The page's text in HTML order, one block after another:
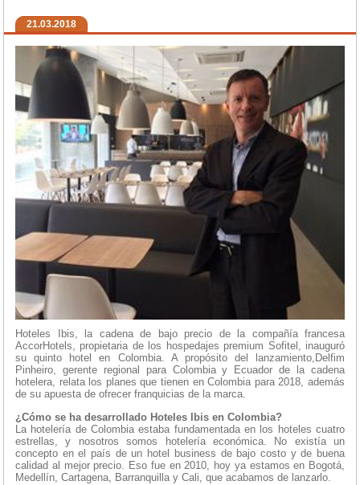
21.03.2018
Hoteles Ibis, la cadena de bajo precio de la compañía francesa
AccorHotels, propietaria de los hospedajes premium Sofitel, inauguró
su quinto hotel en Colombia. A propósito del lanzamiento,Delfim
Pinheiro, gerente regional para Colombia y Ecuador de la cadena
hotelera, relata los planes que tienen en Colombia para 2018, además
de su apuesta de ofrecer franquicias de la marca.
¿Cómo se ha desarrollado Hoteles Ibis en Colombia?
La hotelería de Colombia estaba fundamentada en los hoteles cuatro
estrellas, y nosotros somos hotelería económica. No existía un
concepto en el país de un hotel business de bajo costo y de buena
calidad al mejor precio. Eso fue en 2010, hoy ya estamos en Bogotá,
Medellín, Cartagena, Barranquilla y Cali, que acabamos de lanzarlo.